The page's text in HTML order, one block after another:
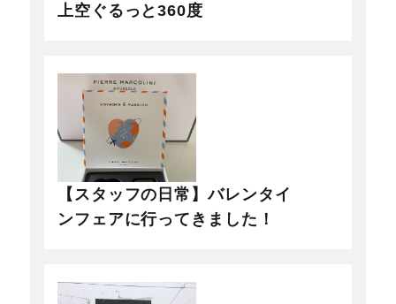
上空ぐるっと360度
【スタッフの日常】バレンタイ
ンフェアに行ってきました！